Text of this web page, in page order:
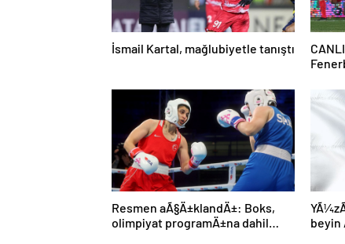
İsmail Kartal, mağlubiyetle tanıştı
Resmen aÃ§Ä±klandÄ±: Boks,
olimpiyat programÄ±na dahil